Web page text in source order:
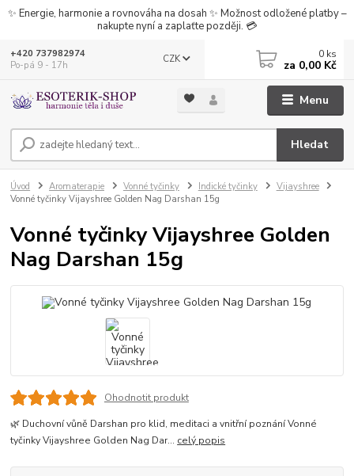
✨ Energie, harmonie a rovnováha na dosah ✨ Možnost odložené platby –
nakupte nyní a zaplaťte později. 💳
Menu
CZK
Hledat
+420 737982974
Po-pá 9 - 17h
0 ks
za 0,00 Kč
Úvod Aromaterapie Vonné tyčinky Indické tyčinky
Vijayshree
Vonné tyčinky Vijayshree Golden Nag Darshan 15g
Vonné tyčinky Vijayshree Golden
Nag Darshan 15g
Ohodnotit produkt
🌿 Duchovní vůně Darshan pro klid, meditaci a vnitřní poznání Vonné
tyčinky Vijayshree Golden Nag Dar... celý popis